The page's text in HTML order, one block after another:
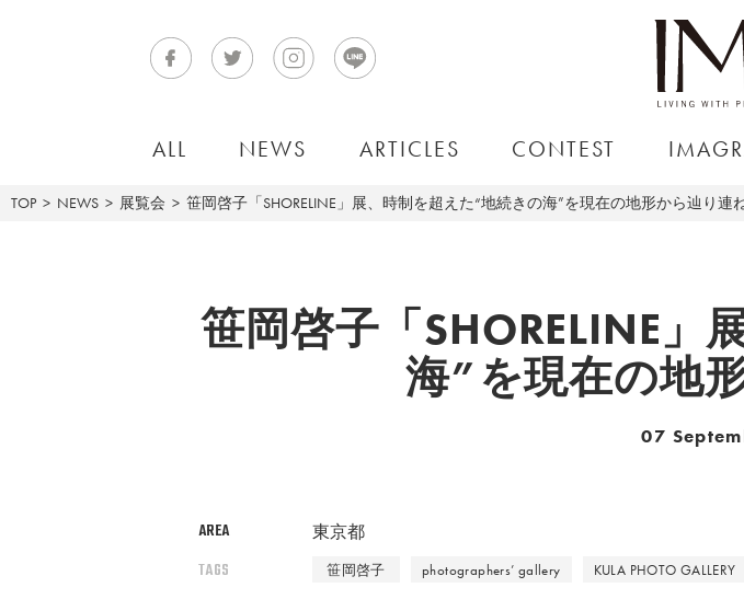
ALL NEWS ARTICLES CONTEST
TOP NEWS 展覧会 笹岡啓子「SHORELINE」展、時制を超えた“地続きの海”を現在の地形から辿り連
笹岡啓子「SHORELINE」
海”を現在の地
07
AREA 東京都
TAGS 笹岡啓子 photographers’ gallery KULA PHOTO GALLERY